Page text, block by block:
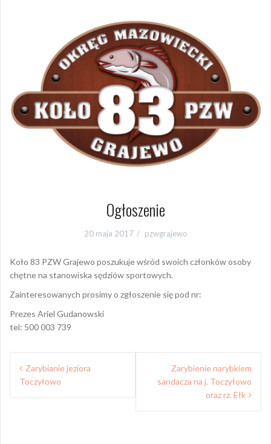
Ogłoszenie
20 maja 2017 pzwgrajewo
Koło 83 PZW Grajewo poszukuje wśród swoich członków osoby
chętne na stanowiska sędziów sportowych.
Zainteresowanych prosimy o zgłoszenie się pod nr:
Prezes Ariel Gudanowski
tel: 500 003 739
Nawigacja
wpisu
Zarybianie jeziora
Toczyłowo
Zarybienie narybkiem
sandacza na j. Toczyłowo
oraz rz. Ełk